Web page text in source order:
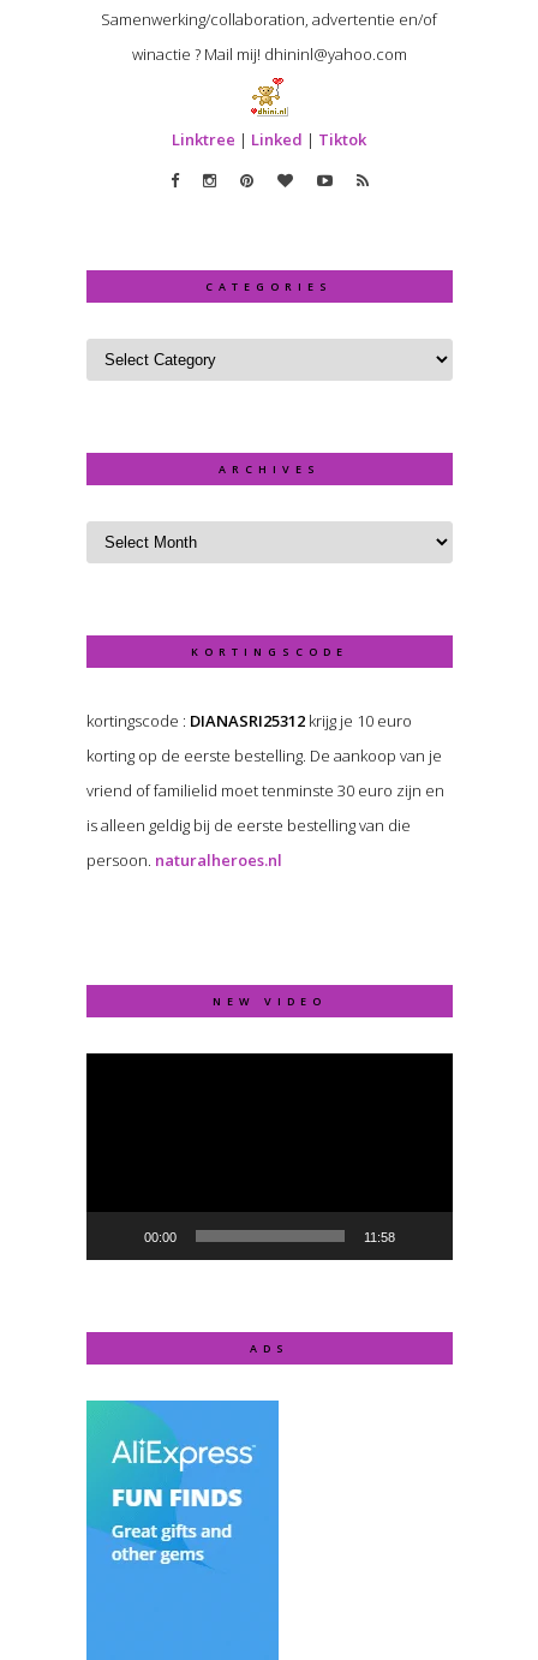
Samenwerking/collaboration, advertentie en/of
winactie ? Mail mij! dhininl@yahoo.com
Linktree | Linked | Tiktok
CATEGORIES
ARCHIVES
KORTINGSCODE
kortingscode : DIANASRI25312krijg je 10 euro
korting op de eerste bestelling. De aankoop van je
vriend of familielid moet tenminste 30 euro zijn en
is alleen geldig bij de eerste bestelling van die
persoon. naturalheroes.nl
NEW VIDEO
Video
00:00 11:58
ADS